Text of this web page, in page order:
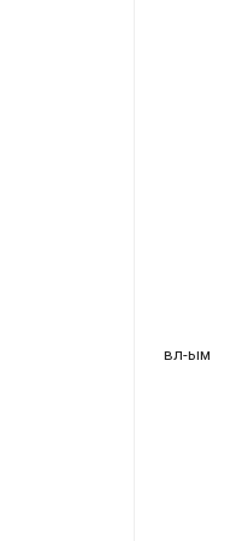
вл-ым